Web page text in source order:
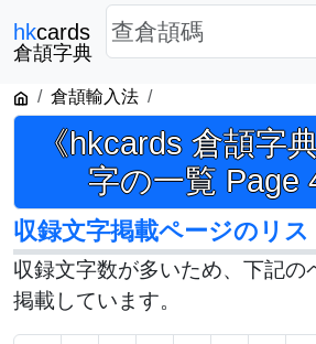
hkcards
倉頡字典
倉頡輸入法
《hkcards 倉頡字
字の一覧 Page
収録文字掲載ページのリス
収録文字数が多いため、下記の
掲載しています。